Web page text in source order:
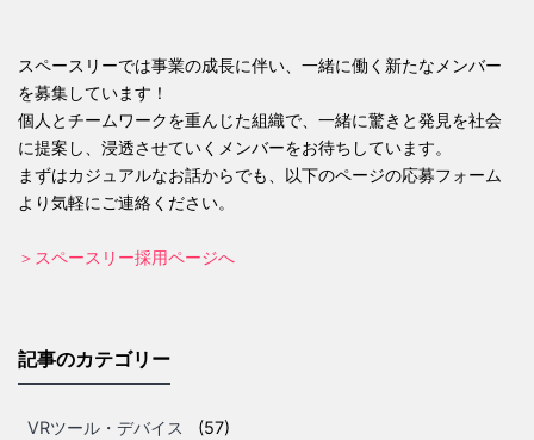
スペースリーでは事業の成長に伴い、一緒に働く新たなメンバー
を募集しています！
個人とチームワークを重んじた組織で、一緒に驚きと発見を社会
に提案し、浸透させていくメンバーをお待ちしています。
まずはカジュアルなお話からでも、以下のページの応募フォーム
より気軽にご連絡ください。
＞スペースリー採用ページへ
記事のカテゴリー
VRツール・デバイス (57)